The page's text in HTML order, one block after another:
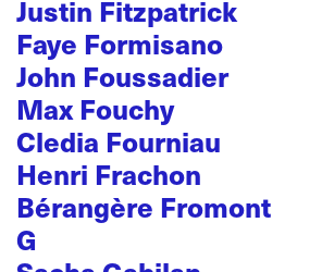
Justin Fitzpatrick
Faye Formisano
John Foussadier
Max Fouchy
Cledia Fourniau
Henri Frachon
Bérangère Fromont
G